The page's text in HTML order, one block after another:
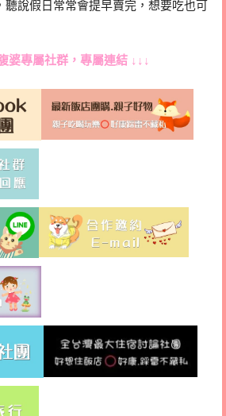
聽說假日常常會提早賣完，想要吃也可
婆專屬社群 ，專屬連結 ↓↓↓